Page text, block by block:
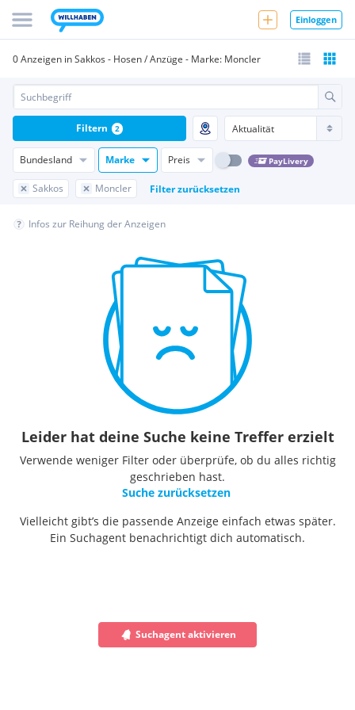
Einloggen
0 Anzeigen in Sakkos - Hosen / Anzüge - Marke: Moncler
Bundesland Marke Preis PayLivery
Sakkos Moncler Filter zurücksetzen
Filtern 2
Infos zur Reihung der Anzeigen
Leider hat deine Suche keine Treffer erzielt
Verwende weniger Filter oder überprüfe, ob du alles richtig
geschrieben hast.
Suche zurücksetzen
Vielleicht gibt’s die passende Anzeige einfach etwas später.
Ein Suchagent benachrichtigt dich automatisch.
Suchagent aktivieren